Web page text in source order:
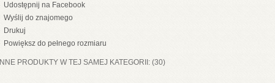
Udostępnij na Facebook
Wyślij do znajomego
Drukuj
Powiększ do pełnego rozmiaru
INNE PRODUKTY W TEJ SAMEJ KATEGORII: (30)